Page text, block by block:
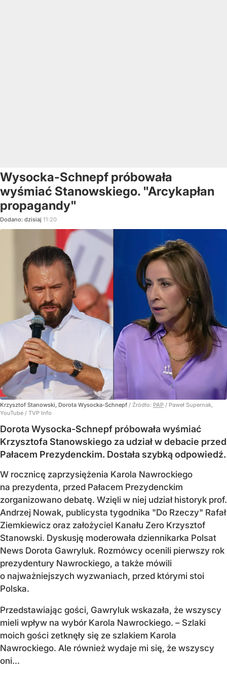
Wysocka-Schnepf próbowała
wyśmiać Stanowskiego. "Arcykapłan
propagandy"
Dodano: dzisiaj 11:20
Krzysztof Stanowski, Dorota Wysocka-Schnepf / Źródło: PAP / Paweł Supernak,
YouTube / TVP Info
Dorota Wysocka-Schnepf próbowała wyśmiać
Krzysztofa Stanowskiego za udział w debacie przed
Pałacem Prezydenckim. Dostała szybką odpowiedź.
W rocznicę zaprzysiężenia Karola Nawrockiego
na prezydenta, przed Pałacem Prezydenckim
zorganizowano debatę. Wzięli w niej udział historyk prof.
Andrzej Nowak, publicysta tygodnika "Do Rzeczy" Rafał
Ziemkiewicz oraz założyciel Kanału Zero Krzysztof
Stanowski. Dyskusję moderowała dziennikarka Polsat
News Dorota Gawryluk. Rozmówcy ocenili pierwszy rok
prezydentury Nawrockiego, a także mówili
o najważniejszych wyzwaniach, przed którymi stoi
Polska.
Przedstawiając gości, Gawryluk wskazała, że wszyscy
mieli wpływ na wybór Karola Nawrockiego. – Szlaki
moich gości zetknęły się ze szlakiem Karola
Nawrockiego. Ale również wydaje mi się, że wszyscy
oni...